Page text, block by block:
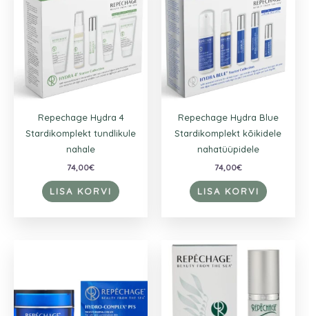
Repechage Hydra 4
Stardikomplekt tundlikule
nahale
74,00€
LISA KORVI
Repechage Hydra Blue
Stardikomplekt kõikidele
nahatüüpidele
74,00€
LISA KORVI